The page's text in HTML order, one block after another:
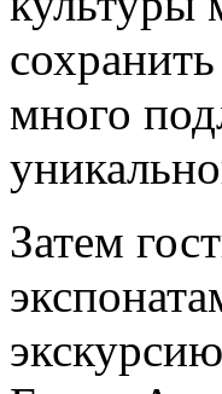
много
Затем